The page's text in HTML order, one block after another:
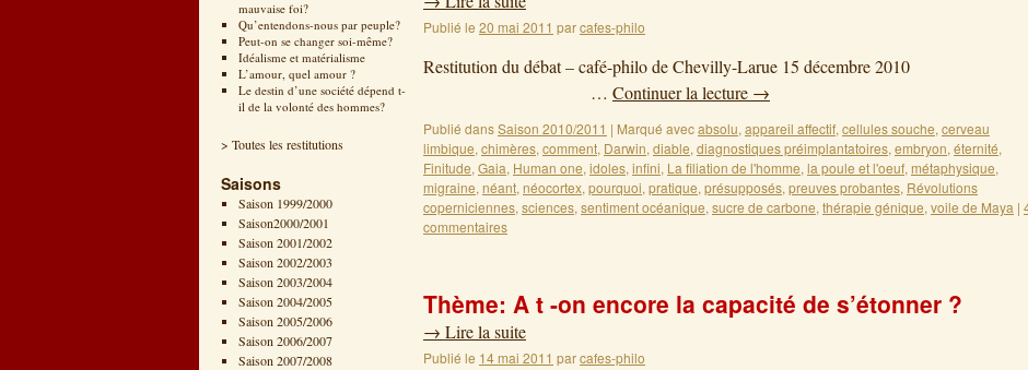
mauvaise foi?
Qu’entendons-nous par peuple?
Peut-on se changer soi-même?
Idéalisme et matérialisme
L’amour, quel amour ?
Le destin d’une société dépend t-
il de la volonté des hommes?
> Toutes les restitutions
Saisons
Saison 1999/2000
Saison2000/2001
Saison 2001/2002
Saison 2002/2003
Saison 2003/2004
Saison 2004/2005
Saison 2005/2006
Saison 2006/2007
Saison 2007/2008
Publié le 20 mai 2011 parcafes-philo
Restitution du débat – café-philo de Chevilly-Larue 15 décembre 2010
… Continuer la lecture →
Publié dansSaison 2010/2011 | Marqué avecabsolu, appareil affectif, cellules souche, cerveau
limbique, chimères, comment, Darwin, diable, diagnostiques préimplantatoires, embryon, éternité,
Finitude, Gaia, Human one, idoles, infini, La filiation de l'homme, la poule et l'oeuf, métaphysique,
migraine, néant, néocortex, pourquoi, pratique, présupposés, preuves probantes, Révolutions
coperniciennes, sciences, sentiment océanique, sucre de carbone, thérapie génique, voile de Maya |
commentaires
Thème: A t -on encore la capacité de s’étonner ?
→ Lire la suite
Publié le 14 mai 2011 parcafes-philo